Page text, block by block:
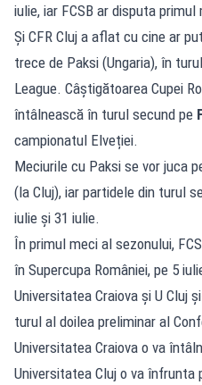
iulie, iar FCSB ar disputa
Și CFR Cluj a aflat cu cine ar
trece de Paksi (Ungaria), în
League. Câștigătoarea Cupei
întâlnească în turul secund pe
campionatul Elveției.
Meciurile cu Paksi se vor juca
(la Cluj), iar partidele din turul
iulie și 31 iulie.
În primul meci al sezonului,
în Supercupa României, pe 5
Universitatea Craiova şi U Cluj
turul al doilea preliminar al
Universitatea Craiova o va
Universitatea Cluj o va